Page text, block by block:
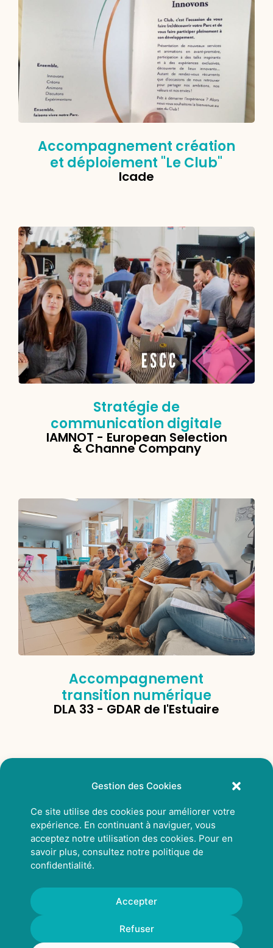
Gestion des Cookies
Ce site utilise des cookies pour améliorer votre
expérience. En continuant à naviguer, vous
acceptez notre utilisation des cookies. Pour en
savoir plus, consultez notre politique de
confidentialité.
Accepter
Refuser
Accompagnement création
et déploiement "Le Club"
Icade
Stratégie de
communication digitale
IAMNOT - European Selection
& Channe Company
Accompagnement
transition numérique
DLA 33 - GDAR de l'Estuaire
© 2026 Rhizcom